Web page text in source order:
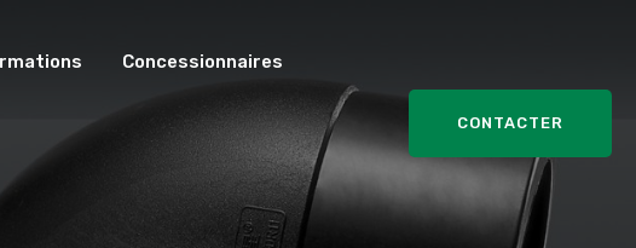
Concessionnaires
CONTACTER